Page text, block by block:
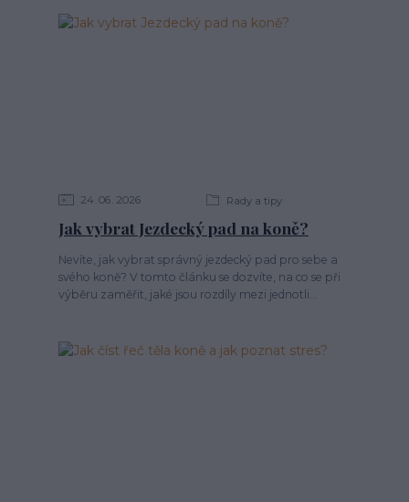
24 06 2026 Rady a tipy
Jak vybrat Jezdecký pad na koně?
Nevíte, jak vybrat správný jezdecký pad pro sebe a
svého koně? V tomto článku se dozvíte, na co se při
výběru zaměřit, jaké jsou rozdíly mezi jednotli...